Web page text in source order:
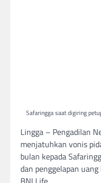
Safaringga saat digiring
Lingga – Pengadilan
menjatuhkan vonis
bulan kepada
dan penggelapan